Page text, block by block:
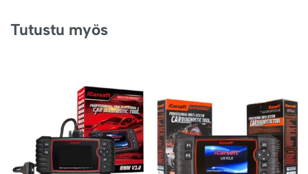
Tutustu myös